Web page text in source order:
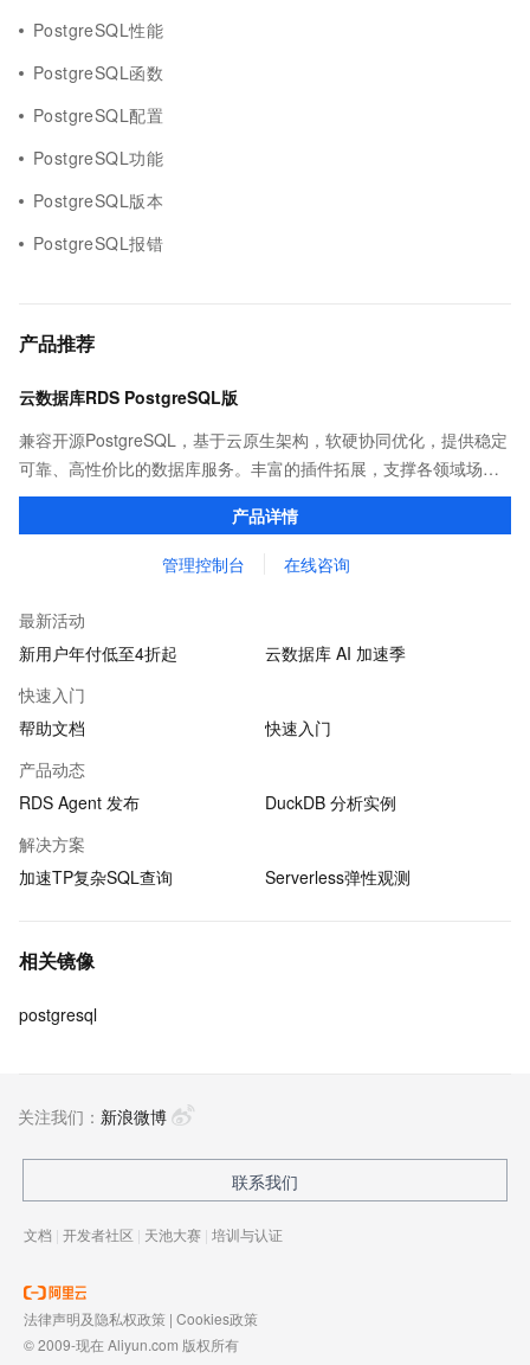
PostgreSQL性能
PostgreSQL函数
PostgreSQL配置
PostgreSQL功能
PostgreSQL版本
PostgreSQL报错
产品推荐
云数据库RDS PostgreSQL版
兼容开源PostgreSQL，基于云原生架构，软硬协同优化，提供稳定
可靠、高性价比的数据库服务。丰富的插件拓展，支撑各领域场景
化业务。
产品详情
管理控制台 在线咨询
最新活动
新用户年付低至4折起
云数据库 AI 加速季
快速入门
帮助文档
快速入门
产品动态
RDS Agent 发布
DuckDB 分析实例
解决方案
加速TP复杂SQL查询
Serverless弹性观测
相关镜像
postgresql
关注我们： 新浪微博
联系我们
文档 | 开发者社区 | 天池大赛 | 培训与认证
法律声明及隐私权政策 | Cookies政策
© 2009-现在 Aliyun.com 版权所有